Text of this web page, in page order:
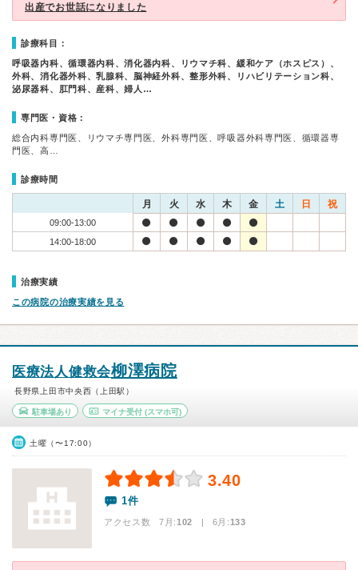
出産でお世話になりました
診療科目：
呼吸器内科、循環器内科、消化器内科、リウマチ科、緩和ケア（ホスピス）、
外科、消化器外科、乳腺科、脳神経外科、整形外科、リハビリテーション科、
泌尿器科、肛門科、産科、婦人…
専門医・資格：
総合内科専門医、リウマチ専門医、外科専門医、呼吸器外科専門医、循環器専
門医、高…
診療時間
月 火 水 木 金 土 日 祝
09:00-13:00
14:00-18:00
治療実績
この病院の治療実績を見る
医療法人健救会柳澤病院
長野県上田市中央西（上田駅）
駐車場あり マイナ受付(スマホ可)
土曜（〜17:00）
3.40
1件
アクセス数 7月:102 | 6月:133